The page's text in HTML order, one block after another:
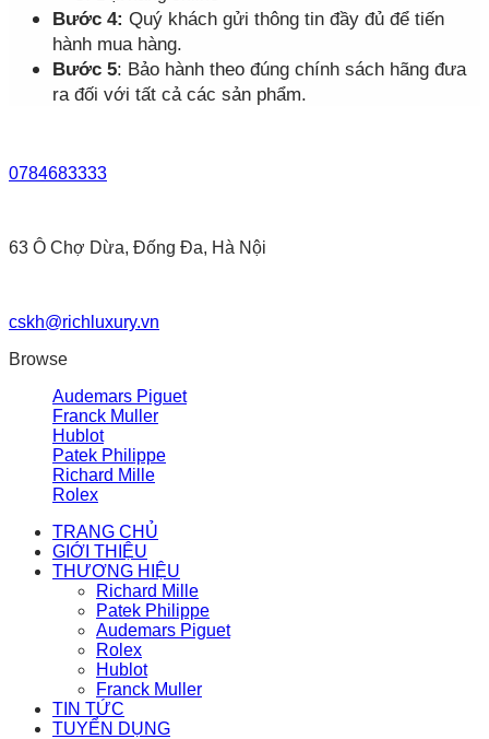
Bước 4: Quý khách gửi thông tin đầy đủ để tiến
hành mua hàng.
Bước 5: Bảo hành theo đúng chính sách hãng đưa
ra đối với tất cả các sản phẩm.
0784683333
63 Ô Chợ Dừa, Đống Đa, Hà Nội
cskh@richluxury.vn
Browse
Audemars Piguet
Franck Muller
Hublot
Patek Philippe
Richard Mille
Rolex
TRANG CHỦ
GIỚI THIỆU
THƯƠNG HIỆU
Richard Mille
Patek Philippe
Audemars Piguet
Rolex
Hublot
Franck Muller
TIN TỨC
TUYỂN DỤNG